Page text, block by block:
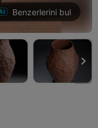
Benzerlerini bul
